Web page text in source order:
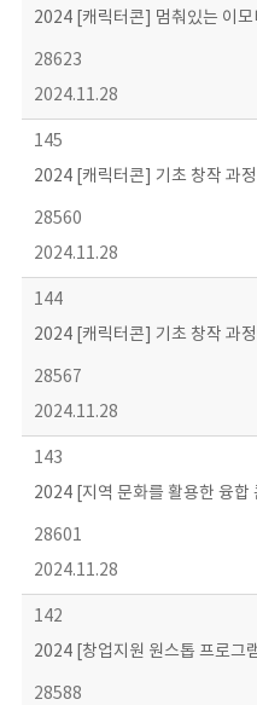
2024 [캐릭터콘] 멈춰있는 이모
28623
2024.11.28
145
2024 [캐릭터콘] 기초 창작 과
28560
2024.11.28
144
2024 [캐릭터콘] 기초 창작 과
28567
2024.11.28
143
2024 [지역 문화를 활용한 융합
28601
2024.11.28
142
2024 [창업지원 원스톱 프로그
28588